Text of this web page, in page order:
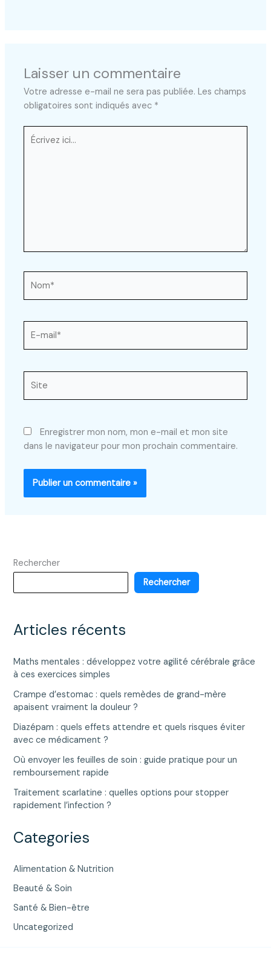
Laisser un commentaire
Votre adresse e-mail ne sera pas publiée. Les champs
obligatoires sont indiqués avec *
Écrivez
ici…
mail*
Enregistrer mon nom, mon e-mail et mon site
dans le navigateur pour mon prochain commentaire.
Rechercher
Rechercher
Articles récents
Maths mentales : développez votre agilité cérébrale grâce
à ces exercices simples
Crampe d’estomac : quels remèdes de grand-mère
apaisent vraiment la douleur ?
Diazépam : quels effets attendre et quels risques éviter
avec ce médicament ?
Où envoyer les feuilles de soin : guide pratique pour un
remboursement rapide
Traitement scarlatine : quelles options pour stopper
rapidement l’infection ?
Categories
Alimentation & Nutrition
Beauté & Soin
Santé & Bien-être
Uncategorized